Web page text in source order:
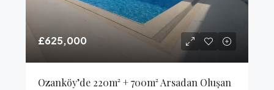
£625,000
Ozanköy’de 220m² + 700m² Arsadan Oluşan